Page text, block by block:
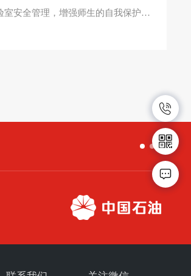
为提升高校实验室安全管理，增强师生的自我保护能力，共同为高校教学科研工作营造安全稳定的环境。5月8日-9日汇虹携手德国默克、上海仪电、上海越平、上海博讯生物及凯恒生物至湖南科技学院、永州职业技术学院医学院开展“知危避险”校园行活动。在本次校园行中，小分队现场为...